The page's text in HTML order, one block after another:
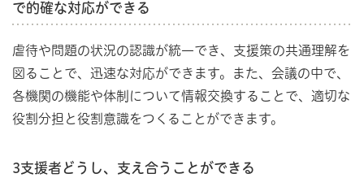
で的確な対応ができる
虐待や問題の状況の認識が統一でき、支援策の共通理解を
図ることで、迅速な対応ができます。また、会議の中で、
各機関の機能や体制について情報交換することで、適切な
役割分担と役割意識をつくることができます。
3支援者どうし、支え合うことができる